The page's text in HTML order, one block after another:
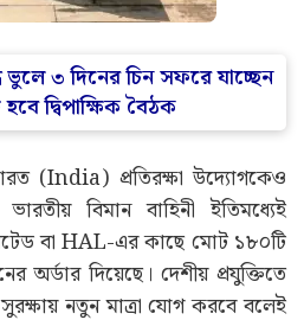
ভুলে ৩ দিনের চিন সফরে যাচ্ছেন
দ্বিপাক্ষিক বৈঠক
(India) প্রতিরক্ষা উদ্যোগকেও
বিমান বাহিনী ইতিমধ্যেই
বা HAL-এর কাছে মোট ১৮০টি
অর্ডার দিয়েছে। দেশীয় প্রযুক্তিতে
সুরক্ষায় নতুন মাত্রা যোগ করবে বলেই